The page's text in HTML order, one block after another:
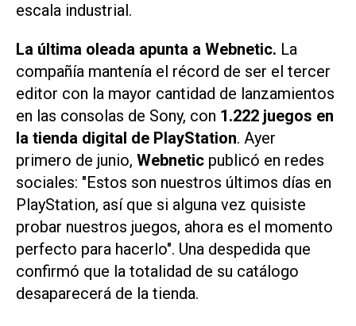
escala industrial.
La última oleada apunta a Webnetic. La
compañía mantenía el récord de ser el tercer
editor con la mayor cantidad de lanzamientos
en las consolas de Sony, con 1.222 juegos en
la tienda digital de PlayStation. Ayer
primero de junio, Webnetic publicó en redes
sociales: "Estos son nuestros últimos días en
PlayStation, así que si alguna vez quisiste
probar nuestros juegos, ahora es el momento
perfecto para hacerlo". Una despedida que
confirmó que la totalidad de su catálogo
desaparecerá de la tienda.